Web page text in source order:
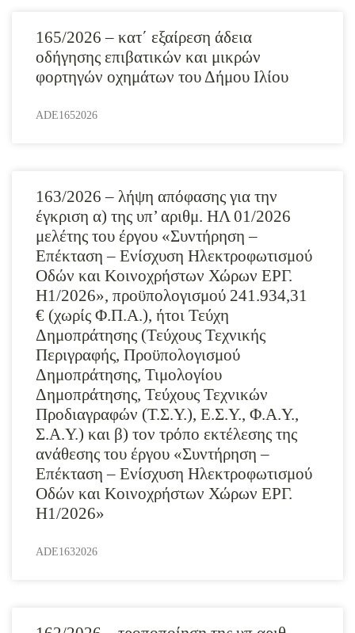
165/2026 – κατ΄ εξαίρεση άδεια
οδήγησης επιβατικών και μικρών
φορτηγών οχημάτων του Δήμου Ιλίου
ADE1652026
163/2026 – λήψη απόφασης για την
έγκριση α) της υπ’ αριθμ. ΗΛ 01/2026
μελέτης του έργου «Συντήρηση –
Επέκταση – Ενίσχυση Ηλεκτροφωτισμού
Οδών και Κοινοχρήστων Χώρων ΕΡΓ.
Η1/2026», προϋπολογισμού 241.934,31
€ (χωρίς Φ.Π.Α.), ήτοι Τεύχη
Δημοπράτησης (Τεύχους Τεχνικής
Περιγραφής, Προϋπολογισμού
Δημοπράτησης, Τιμολογίου
Δημοπράτησης, Τεύχους Τεχνικών
Προδιαγραφών (Τ.Σ.Υ.), Ε.Σ.Υ., Φ.Α.Υ.,
Σ.Α.Υ.) και β) τον τρόπο εκτέλεσης της
ανάθεσης του έργου «Συντήρηση –
Επέκταση – Ενίσχυση Ηλεκτροφωτισμού
Οδών και Κοινοχρήστων Χώρων ΕΡΓ.
Η1/2026»
ADE1632026